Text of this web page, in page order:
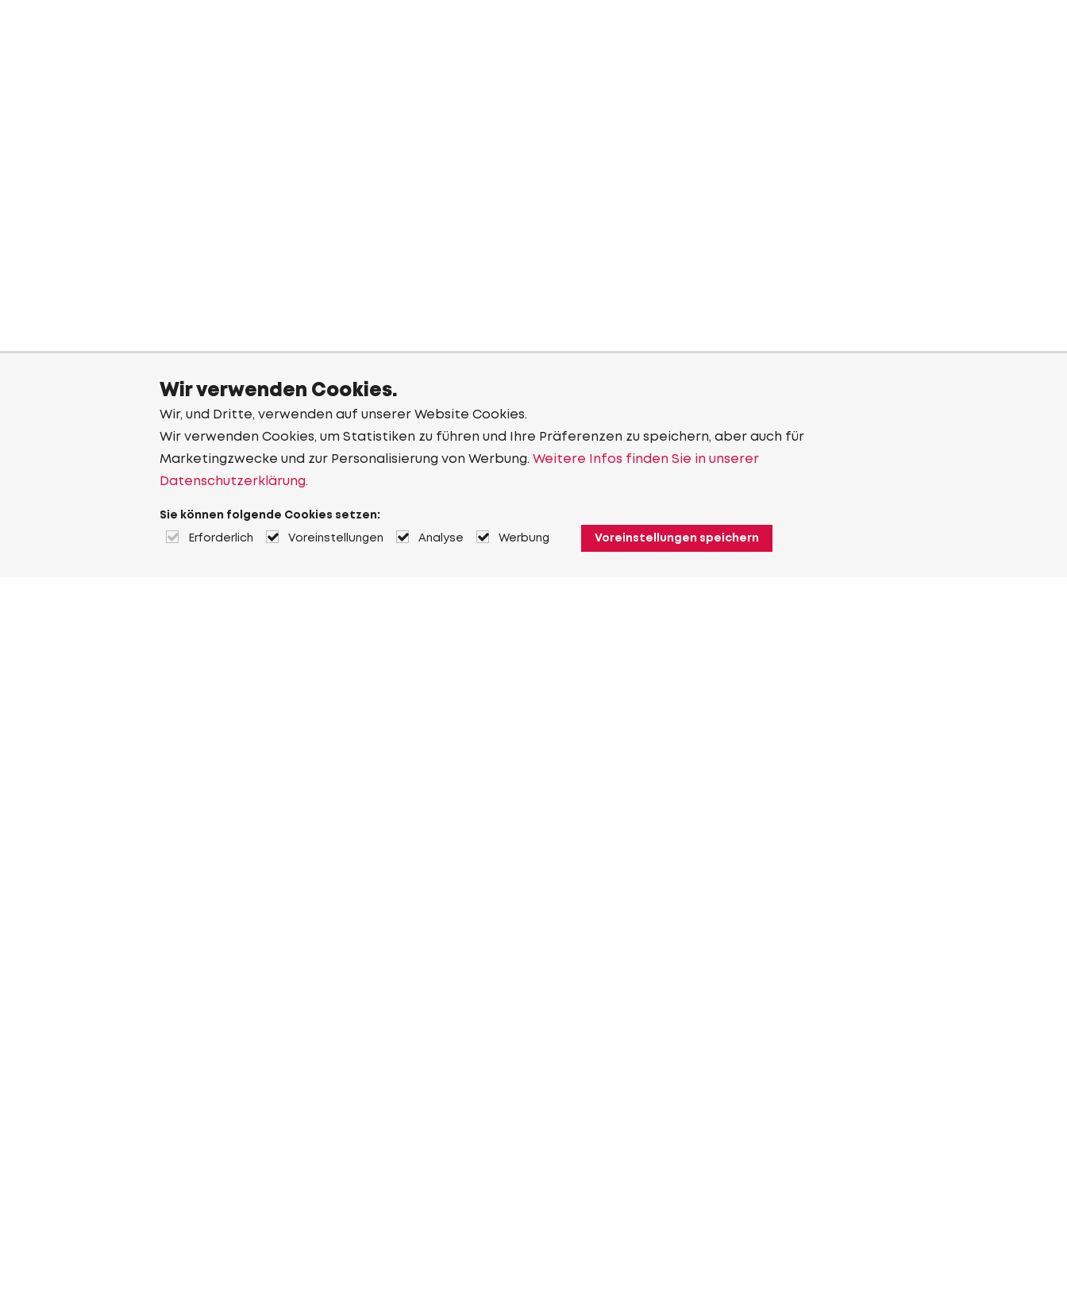
Wir verwenden Cookies.
Wir, und Dritte, verwenden auf unserer Website Cookies.
Wir verwenden Cookies, um Statistiken zu führen und Ihre Präferenzen zu speichern, aber auch für
Marketingzwecke und zur Personalisierung von Werbung. Weitere Infos finden Sie in unserer
Datenschutzerklärung.
Sie können folgende Cookies setzen:
Erforderlich Voreinstellungen Analyse Werbung Voreinstellungen speichern